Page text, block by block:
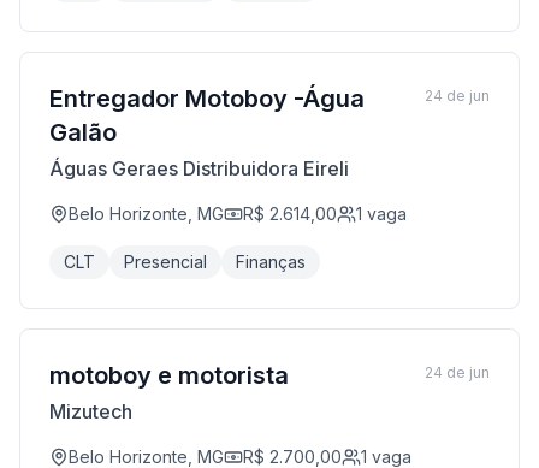
Entregador Motoboy -Água
Galão
Águas Geraes Distribuidora Eireli
Belo Horizonte, MG R$ 2.614,00 1 vaga
CLT Presencial Finanças
24 de jun
motoboy e motorista
Mizutech
Belo Horizonte, MG R$ 2.700,00 1 vaga
24 de jun